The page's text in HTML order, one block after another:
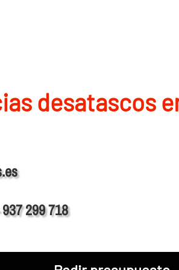
desatascos
299 718